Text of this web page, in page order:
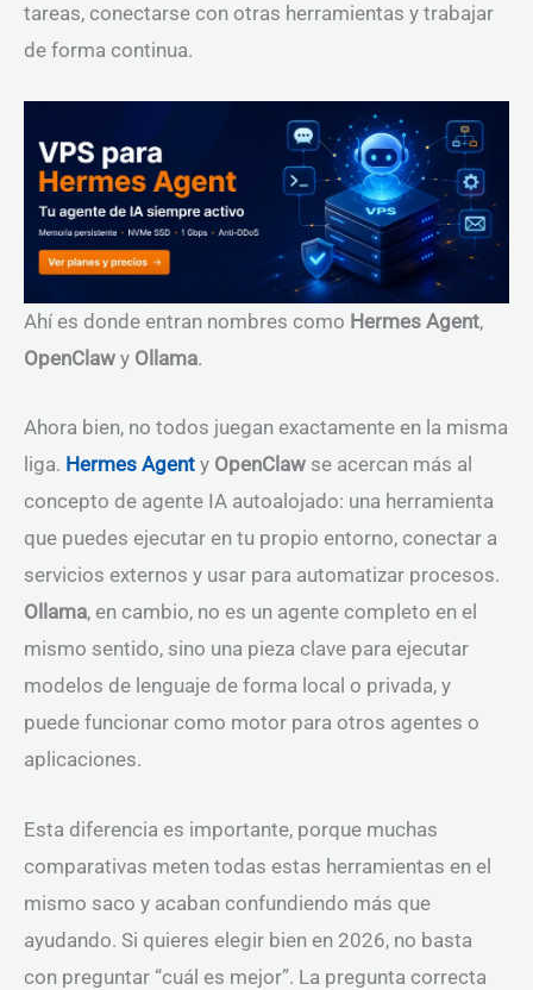
tareas, conectarse con otras herramientas y trabajar
de forma continua.
Ahí es donde entran nombres como Hermes Agent,
OpenClaw y Ollama.
Ahora bien, no todos juegan exactamente en la misma
liga. Hermes Agent y OpenClaw se acercan más al
concepto de agente IA autoalojado: una herramienta
que puedes ejecutar en tu propio entorno, conectar a
servicios externos y usar para automatizar procesos.
Ollama, en cambio, no es un agente completo en el
mismo sentido, sino una pieza clave para ejecutar
modelos de lenguaje de forma local o privada, y
puede funcionar como motor para otros agentes o
aplicaciones.
Esta diferencia es importante, porque muchas
comparativas meten todas estas herramientas en el
mismo saco y acaban confundiendo más que
ayudando. Si quieres elegir bien en 2026, no basta
con preguntar “cuál es mejor”. La pregunta correcta